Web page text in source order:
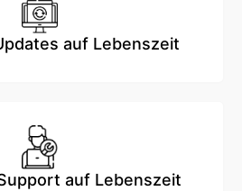
auf Lebenszeit
auf Lebenszeit